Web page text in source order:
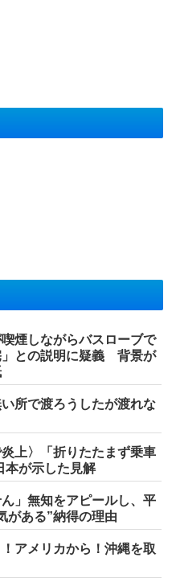
煙しながらバスローブで
との説明に疑義 背景が
所で渡ろうしたが渡れな
上〉「折りたたまず乗車
が示した見解
」無知をアピールし、平
がある”納得の理由
アメリカから！沖縄を取